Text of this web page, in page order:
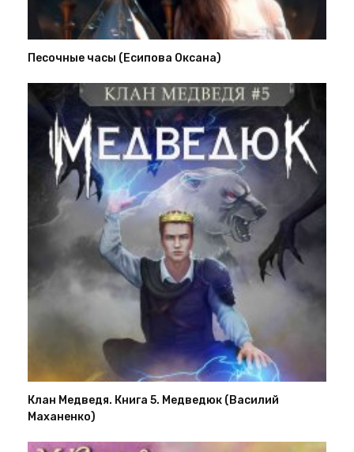
Песочные часы (Есипова Оксана)
Клан Медведя. Книга 5. Медведюк (Василий
Маханенко)